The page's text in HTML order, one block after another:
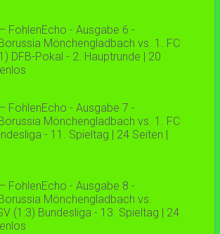
FohlenEcho - Ausgabe 6 -
Mönchengladbach vs. 1. FC
DFB-Pokal - 2. Hauptrunde | 20
FohlenEcho - Ausgabe 7 -
Mönchengladbach vs. 1. FC
- 11. Spieltag | 24 Seiten |
FohlenEcho - Ausgabe 8 -
Mönchengladbach vs.
(1:3) Bundesliga - 13. Spieltag | 24